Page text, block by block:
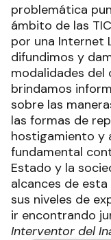
problemática
ámbito de las
por una Internet
difundimos y
modalidades del
brindamos
sobre las
las formas de
hostigamiento y
fundamental
Estado y la
alcances de
sus niveles de
ir encontrando
Interventor del